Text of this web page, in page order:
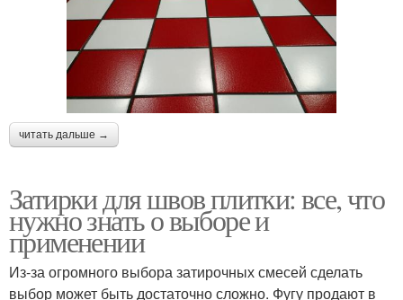
читать дальше →
Затирки для швов плитки: все, что
нужно знать о выборе и
применении
Из-за огромного выбора затирочных смесей сделать
выбор может быть достаточно сложно. Фугу продают в